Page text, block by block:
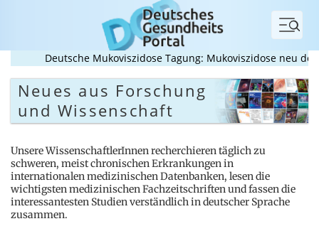
Menü
Deutsche Mukoviszidose Tagung: Mukoviszidose neu
Neues aus Forschung
und Wissenschaft
Unsere WissenschaftlerInnen recherchieren täglich zu
schweren, meist chronischen Erkrankungen in
internationalen medizinischen Datenbanken, lesen die
wichtigsten medizinischen Fachzeitschriften und fassen die
interessantesten Studien verständlich in deutscher Sprache
zusammen.